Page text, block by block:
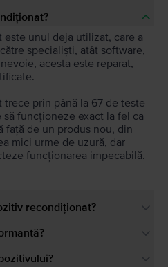
unul deja utilizat, care a
specialiști, atât software,
acesta este reparat,
prin până la 67 de teste
funcționeze exact la fel ca
față de un produs nou, din
mici urme de uzură, dar
funcționarea impecabilă.
recondiționat?